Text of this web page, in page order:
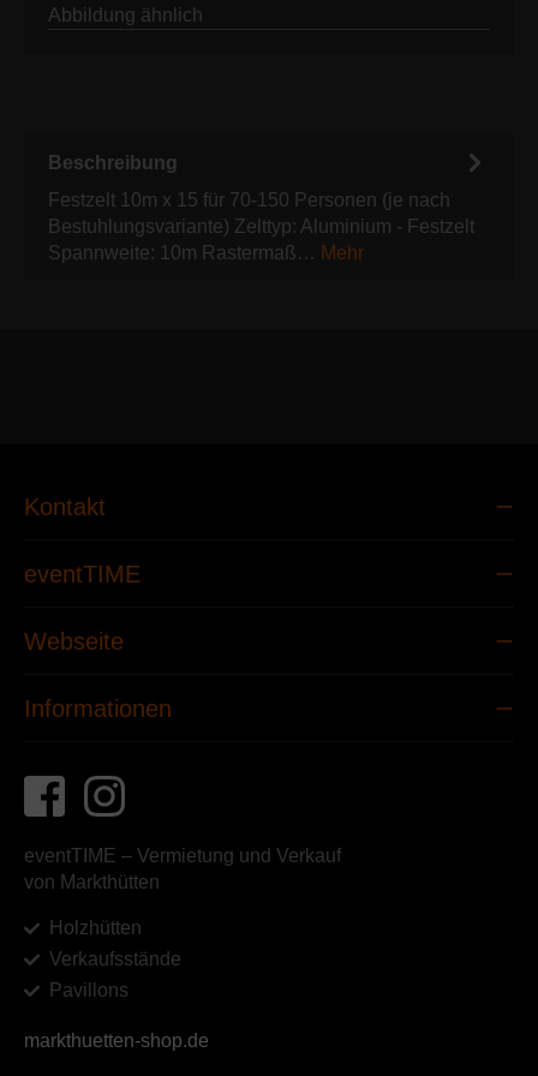
Abbildung ähnlich
Beschreibung
Festzelt 10m x 15 für 70-150 Personen (je nach
Bestuhlungsvariante) Zelttyp: Aluminium - Festzelt
Spannweite: 10m Rastermaß… Mehr
Kontakt
eventTIME
Webseite
Informationen
eventTIME – Vermietung und Verkauf
von Markthütten
Holzhütten
Verkaufsstände
Pavillons
markthuetten-shop.de